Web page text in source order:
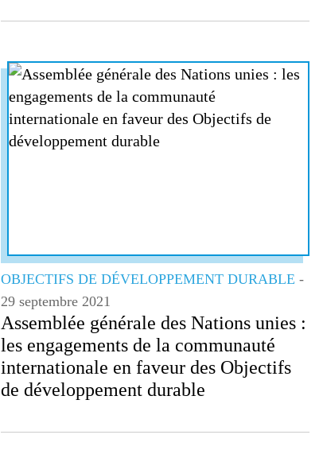
OBJECTIFS DE DÉVELOPPEMENT DURABLE -
29 septembre 2021
Assemblée générale des Nations unies :
les engagements de la communauté
internationale en faveur des Objectifs
de développement durable